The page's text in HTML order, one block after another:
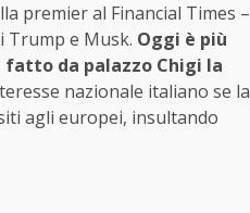
premier al Financial Times –
Trump e Musk. Oggi è più
fatto da palazzo Chigi la
nazionale italiano se la
agli europei, insultando